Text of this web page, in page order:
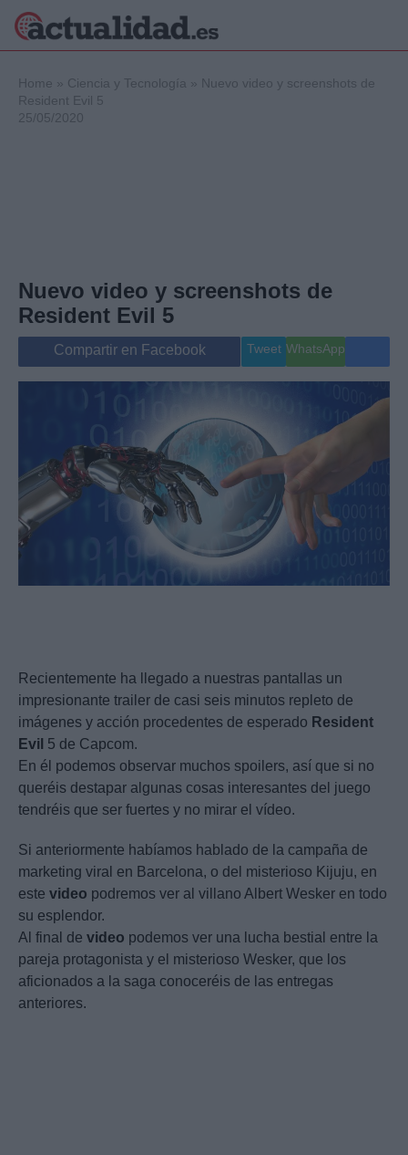
Internacional
Viajes
Musica
Home » Ciencia y Tecnología » Nuevo video y screenshots de
Resident Evil 5
25/05/2020
Nuevo video y screenshots de
Resident Evil 5
Compartir en Facebook Tweet WhatsApp
Recientemente ha llegado a nuestras pantallas un
impresionante trailer de casi seis minutos repleto de
imágenes y acción procedentes de esperado Resident
Evil 5 de Capcom.
En él podemos observar muchos spoilers, así que si no
queréis destapar algunas cosas interesantes del juego
tendréis que ser fuertes y no mirar el vídeo.
Si anteriormente habíamos hablado de la campaña de
marketing viral en Barcelona, o del misterioso Kijuju, en
este video podremos ver al villano Albert Wesker en todo
su esplendor.
Al final de video podemos ver una lucha bestial entre la
pareja protagonista y el misterioso Wesker, que los
aficionados a la saga conoceréis de las entregas
anteriores.